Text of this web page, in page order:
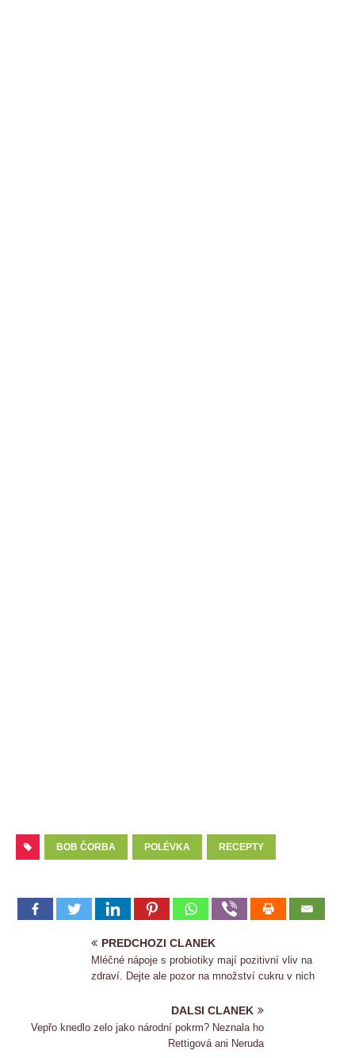
BOB ČORBA POLÉVKA RECEPTY
PREDCHOZI CLANEK
Mléčné nápoje s probiotiky mají pozitivní vliv na
zdraví. Dejte ale pozor na množství cukru v nich
DALSI CLANEK
Vepřo knedlo zelo jako národní pokrm? Neznala ho
Rettigová ani Neruda